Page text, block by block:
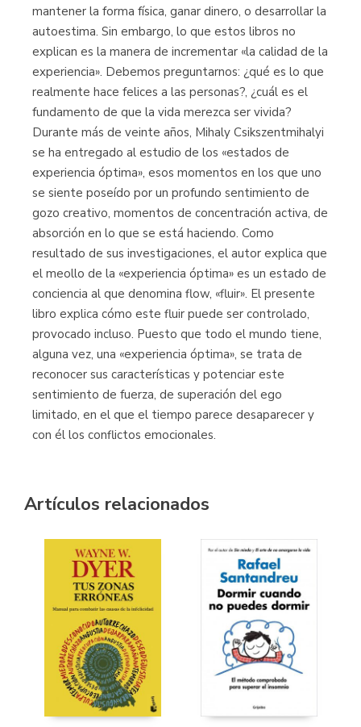
mantener la forma física, ganar dinero, o desarrollar la
autoestima. Sin embargo, lo que estos libros no
explican es la manera de incrementar «la calidad de la
experiencia». Debemos preguntarnos: ¿qué es lo que
realmente hace felices a las personas?, ¿cuál es el
fundamento de que la vida merezca ser vivida?
Durante más de veinte años, Mihaly Csikszentmihalyi
se ha entregado al estudio de los «estados de
experiencia óptima», esos momentos en los que uno
se siente poseído por un profundo sentimiento de
gozo creativo, momentos de concentración activa, de
absorción en lo que se está haciendo. Como
resultado de sus investigaciones, el autor explica que
el meollo de la «experiencia óptima» es un estado de
conciencia al que denomina flow, «fluir». El presente
libro explica cómo este fluir puede ser controlado,
provocado incluso. Puesto que todo el mundo tiene,
alguna vez, una «experiencia óptima», se trata de
reconocer sus características y potenciar este
sentimiento de fuerza, de superación del ego
limitado, en el que el tiempo parece desaparecer y
con él los conflictos emocionales.
Artículos relacionados